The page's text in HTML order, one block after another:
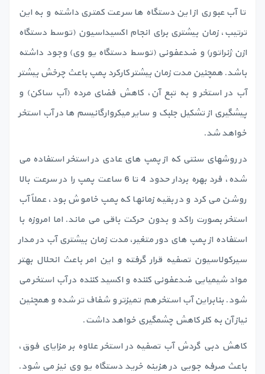
تا آب عبوری از این دستگاه ها سرعت کمتری داشته و به این
ترتیب، زمان بیشتری برای انجام اکسیداسیون (توسط دستگاه
ازن ژنراتور) و ضدعفونی (توسط دستگاه یو وی) وجود داشته
باشد. همچنین مدت زمان بیشتر کارکرد پمپ باعث چرخش بیشتر
آب در استخر و به تبع آن، کاهش فضای مرده (آب ساکن) و
پیشگیری از تشکیل جلبک و سایر میکروارگانیسم ها در آب استخر
خواهد شد.
در روشهای سنتی که از پمپ های عادی در استخر استفاده می
شده، فرد بهره بردار حدود 4 تا 6 ساعت پمپ را در سرعت بالا
روشن می کرد و در بقیه زمانها که پمپ خاموش بود، عملاً آب
استخر بصورت راکد و بدون حرکت باقی می ماند. اما امروزه با
استفاده از پمپ های دور متغیر، مدت زمان بیشتری آب در مدار
سیرکولاسیون تصفیه قرار گرفته و این امر باعث انحلال بهتر
مواد شیمیایی ضدعفونی کننده و اکسید کننده در آب استخر می
شود. بنابراین آب استخر هم تمیزتر و شفاف تر شده و همچنین
نیاز آن به کلر کاهش چشمگیری خواهد داشت.
کاهش دبی گردش آب تصفیه در استخر علاوه بر مزایای فوق،
باعث صرفه جویی در هزینه خرید دستگاه یو وی نیز می شود.